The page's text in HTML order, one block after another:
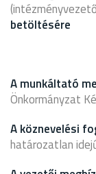
betöltésére
A munkáltató
Önkormányzat
A köznevelési
határozatlan